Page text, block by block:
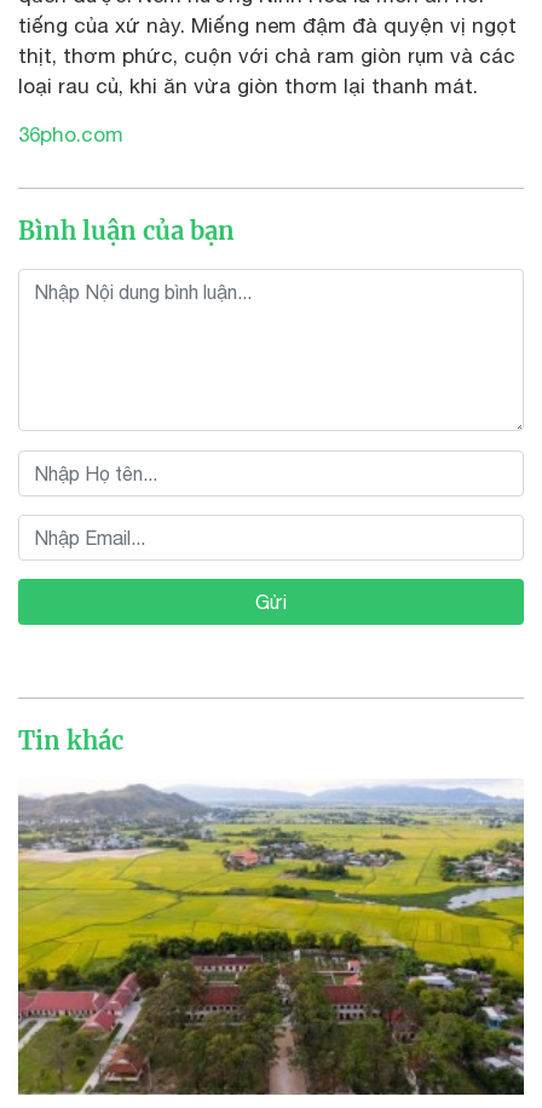
tiếng của xứ này. Miếng nem đậm đà quyện vị ngọt
thịt, thơm phức, cuộn với chả ram giòn rụm và các
loại rau củ, khi ăn vừa giòn thơm lại thanh mát.
36pho.com
Bình luận của bạn
Gửi
Tin khác